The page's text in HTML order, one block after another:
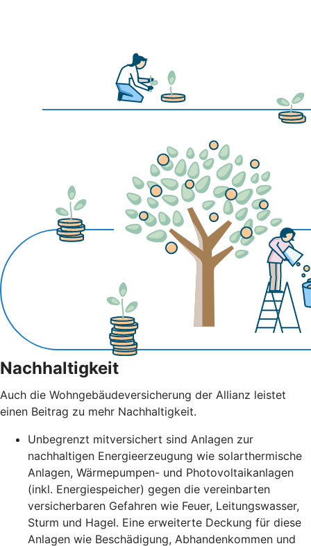
Nachhaltigkeit
Auch die Wohngebäudeversicherung der Allianz leistet
einen Beitrag zu mehr Nachhaltigkeit.
Unbegrenzt mitversichert sind Anlagen zur
nachhaltigen Energieerzeugung wie solarthermische
Anlagen, Wärmepumpen- und Photovoltaikanlagen
(inkl. Energiespeicher) gegen die vereinbarten
versicherbaren Gefahren wie Feuer, Leitungswasser,
Sturm und Hagel. Eine erweiterte Deckung für diese
Anlagen wie Beschädigung, Abhandenkommen und